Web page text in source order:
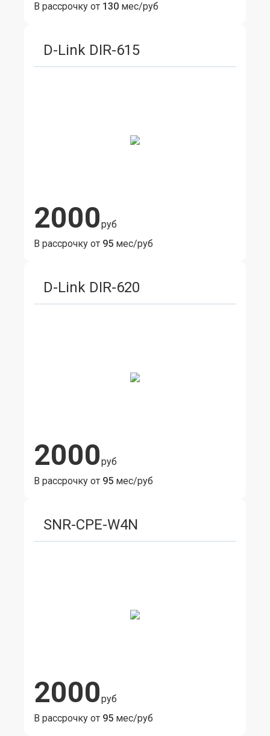
В рассрочку от 130 мес/руб
D-Link DIR-615
2000руб
В рассрочку от 95 мес/руб
D-Link DIR-620
2000руб
В рассрочку от 95 мес/руб
SNR-CPE-W4N
2000руб
В рассрочку от 95 мес/руб